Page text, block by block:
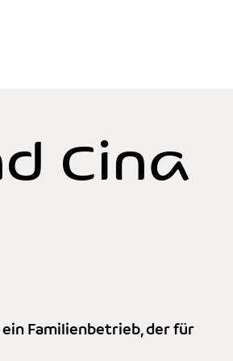
Cina
ein Familienbetrieb, der für